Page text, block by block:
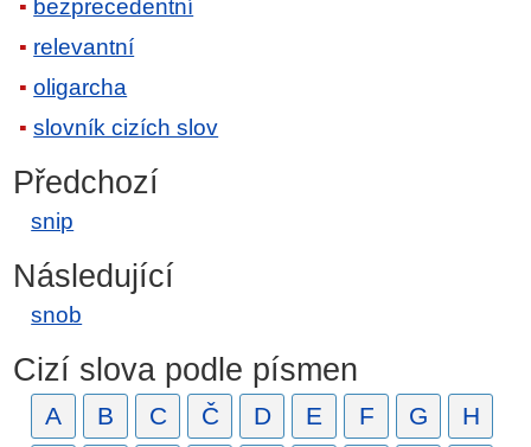
bezprecedentní
relevantní
oligarcha
slovník cizích slov
Předchozí
snip
Následující
snob
Cizí slova podle písmen
A B C Č D E F G H